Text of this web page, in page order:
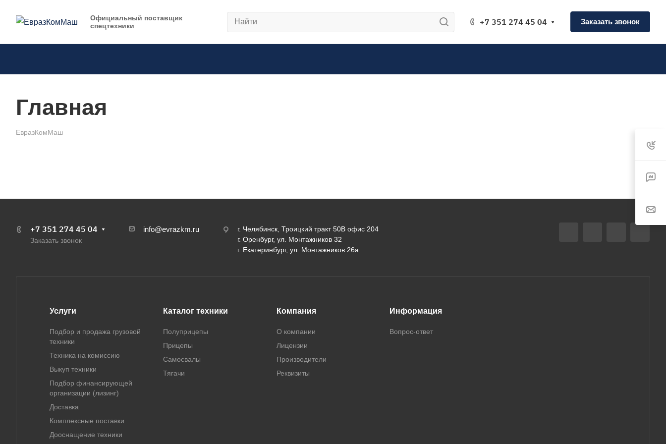
Официальный поставщик
спецтехники
+7 351 274 45 04 Заказать звонок
Главная
ЕвразКомМаш
+7 351 274 45 04
Заказать звонок
info@evrazkm.ru
г. Челябинск, Троицкий тракт 50В офис 204
г. Оренбург, ул. Монтажников 32
г. Екатеринбург, ул. Монтажников 26а
Услуги
Подбор и продажа грузовой
техники
Техника на комиссию
Выкуп техники
Подбор финансирующей
организации (лизинг)
Доставка
Комплексные поставки
Дооснащение техники
Каталог техники
Полуприцепы
Прицепы
Самосвалы
Тягачи
Компания
О компании
Лицензии
Производители
Реквизиты
Информация
Вопрос-ответ